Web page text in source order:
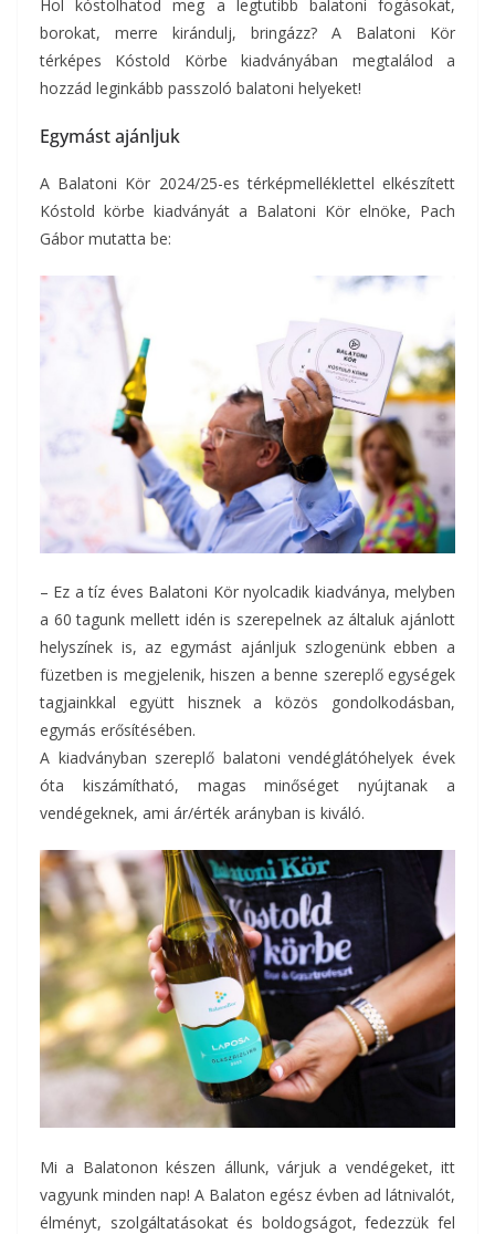
Hol kóstolhatod meg a legtutibb balatoni fogásokat,
borokat, merre kirándulj, bringázz? A Balatoni Kör
térképes Kóstold Körbe kiadványában megtalálod a
hozzád leginkább passzoló balatoni helyeket!
Egymást ajánljuk
A Balatoni Kör 2024/25-es térképmelléklettel elkészített
Kóstold körbe kiadványát a Balatoni Kör elnöke, Pach
Gábor mutatta be:
– Ez a tíz éves Balatoni Kör nyolcadik kiadványa, melyben
a 60 tagunk mellett idén is szerepelnek az általuk ajánlott
helyszínek is, az egymást ajánljuk szlogenünk ebben a
füzetben is megjelenik, hiszen a benne szereplő egységek
tagjainkkal együtt hisznek a közös gondolkodásban,
egymás erősítésében.
A kiadványban szereplő balatoni vendéglátóhelyek évek
óta kiszámítható, magas minőséget nyújtanak a
vendégeknek, ami ár/érték arányban is kiváló.
Mi a Balatonon készen állunk, várjuk a vendégeket, itt
vagyunk minden nap! A Balaton egész évben ad látnivalót,
élményt, szolgáltatásokat és boldogságot, fedezzük fel